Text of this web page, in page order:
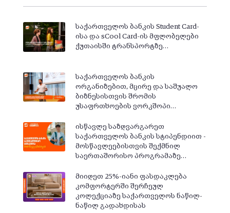
საქართველოს ბანკის Student Card-
ისა და sCool Card-ის მფლობელები
ქუთაისში ტრანსპორტზე…
საქართველოს ბანკის
ორგანიზებით, მცირე და საშუალო
ბიზნესისთვის შრომის
უსაფრთხოების ვორკშოპი…
ისწავლე საზღვარგარეთ
საქართველოს ბანკის სტიპენდიით -
მოსწავლეებისთვის შექმნილ
საერთაშორისო პროგრამაზე…
მიიღეთ 25%-იანი ფასდაკლება
კომფორტერში შერჩეულ
კოლექციაზე საქართველოს ნაწილ-
ნაწილ გადახდისას